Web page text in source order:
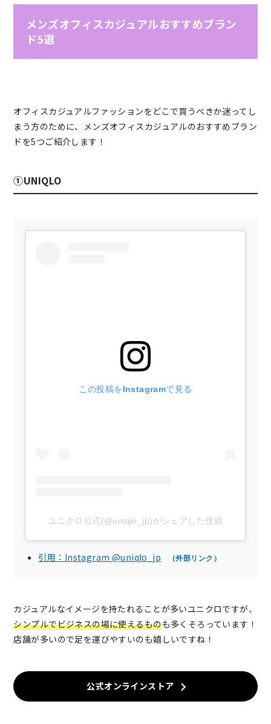
メンズオフィスカジュアルおすすめブラン
ド5選
オフィスカジュアルファッションをどこで買うべきか迷ってし
まう方のために、メンズオフィスカジュアルのおすすめブラン
ドを5つご紹介します！
①UNIQLO
この投稿をInstagramで見る
ユニクロ公式(@uniqlo_jp)がシェアした投稿
引用：Instagram @uniqlo_jp （外部リンク）
カジュアルなイメージを持たれることが多いユニクロですが、
シンプルでビジネスの場に使えるものも多くそろっています！
店舗が多いので足を運びやすいのも嬉しいですね！
公式オンラインストア